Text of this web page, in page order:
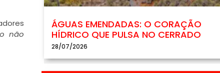
não
ÁGUAS EMENDADAS: O CORAÇÃO
HÍDRICO QUE PULSA NO CERRADO
28/07/2026